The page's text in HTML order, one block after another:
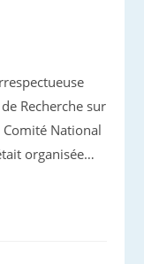
Recherche sur
Comité National
organisée…